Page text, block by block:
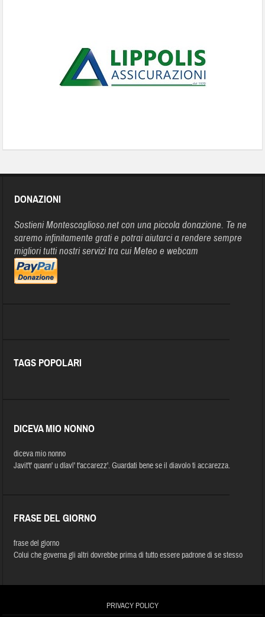
DONAZIONI
Sostieni Montescaglioso.net con una piccola donazione. Te ne
saremo infinitamente grati e potrai aiutarci a rendere sempre
migliori tutti nostri servizi tra cui Meteo e webcam
TAGS POPOLARI
DICEVA MIO NONNO
diceva mio nonno
Javit't' quann' u díavl' t'accarezz'. Guardati bene se il diavolo ti accarezza.
FRASE DEL GIORNO
frase del giorno
Colui che governa gli altri dovrebbe prima di tutto essere padrone di se stesso
PRIVACY POLICY